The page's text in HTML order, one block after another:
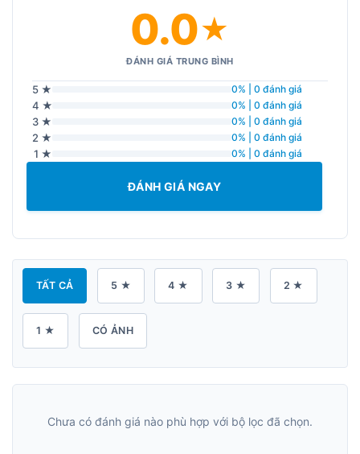
0.0★
ĐÁNH GIÁ TRUNG BÌNH
5 ★ 0% | 0 đánh giá
4 ★ 0% | 0 đánh giá
3 ★ 0% | 0 đánh giá
2 ★ 0% | 0 đánh giá
1 ★ 0% | 0 đánh giá
ĐÁNH GIÁ NGAY
TẤT CẢ 5 ★ 4 ★ 3 ★ 2 ★
1 ★ CÓ ẢNH
Chưa có đánh giá nào phù hợp với bộ lọc đã chọn.